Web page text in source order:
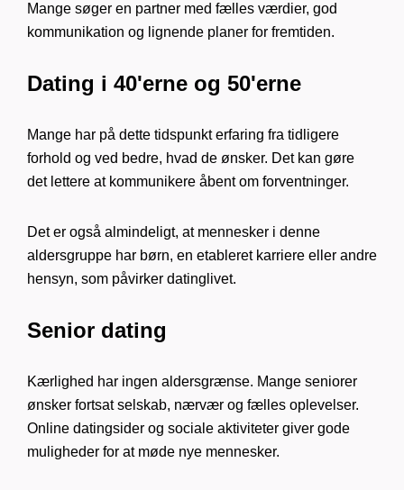
Mange søger en partner med fælles værdier, god
kommunikation og lignende planer for fremtiden.
Dating i 40'erne og 50'erne
Mange har på dette tidspunkt erfaring fra tidligere
forhold og ved bedre, hvad de ønsker. Det kan gøre
det lettere at kommunikere åbent om forventninger.
Det er også almindeligt, at mennesker i denne
aldersgruppe har børn, en etableret karriere eller andre
hensyn, som påvirker datinglivet.
Senior dating
Kærlighed har ingen aldersgrænse. Mange seniorer
ønsker fortsat selskab, nærvær og fælles oplevelser.
Online datingsider og sociale aktiviteter giver gode
muligheder for at møde nye mennesker.